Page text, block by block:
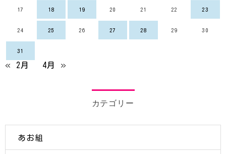
17 18 19 20 21 22 23
24 25 26 27 28 29 30
31
« 2月 4月 »
カテゴリー
あお組